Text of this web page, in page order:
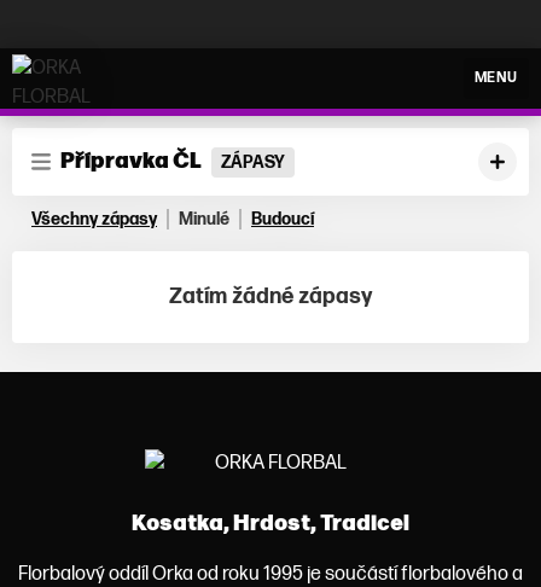
ORKA FLORBAL
MENU
Přípravka ČL ZÁPASY
Všechny zápasy Minulé Budoucí
Zatím žádné zápasy
Kosatka, Hrdost, Tradice!
Florbalový oddíl Orka od roku 1995 je součástí florbalového a